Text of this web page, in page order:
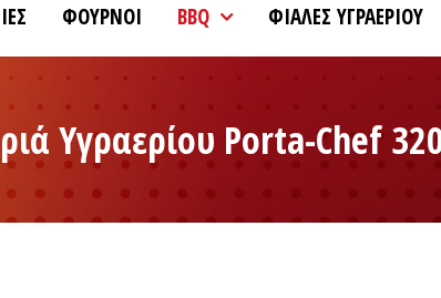
ΦΟΥΡΝΟΙ BBQ ΦΙΑΛΕΣ ΥΓΡΑΕΡΙΟΥ
Υγραερίου Porta-Chef